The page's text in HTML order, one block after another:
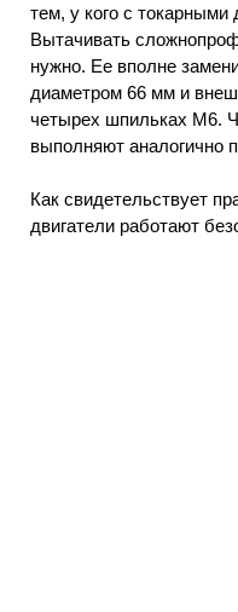
тем, у кого с
Вытачивать
нужно. Ее вполне
диаметром 66 мм и
четырех шпильках М6.
выполняют аналогично
Как свидетельствует
двигатели работают